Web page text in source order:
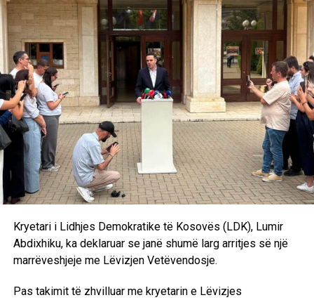
Kosovës, mirëpo vijmë sërish tek problemi i zgjedhjes së
presidentit, kjo është një formulë tashmë e sprovuar dhe
me metoda të njëjta nuk mund të kemi rezultate të tjera.
Andaj kjo do të shpjerë të pashmangshëm drejt
shpërndarjes së Kuvendit. Marrëveshjen politike nuk e
kemi ende. Pritjet janë të ndryshme, qëndrimet nuk
përputhen dhe është bindja ime që ka një dallim drastik
midis rezultatit zgjedhor dhe kërkesave të Lidhjes
Demokratike të Kosovës”, deklaroi Kurti pas takimit me
Abdixhikun. /Ekonomia Online/
Kryetari i Lidhjes Demokratike të Kosovës (LDK), Lumir
Abdixhiku, ka deklaruar se janë shumë larg arritjes së një
marrëveshjeje me Lëvizjen Vetëvendosje.
Pas takimit të zhvilluar me kryetarin e Lëvizjes